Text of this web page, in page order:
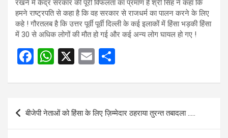
रखने में केंद्र सरकार की पूरी विफलता का प्रमाण है श्री सिंह ने कहा कि
हमने राष्ट्रपति से कहा है कि वह सरकार से राजधर्म का पालन करने के लिए
कहे ! गौरतलब है कि उत्तर पूर्वी पूर्वी दिल्ली के कई इलाकों में हिंसा भड़की हिंसा
में 30 से अधिक लोगों की मौत हो गई और कई अन्य लोग घायल हो गए !
F
ce
b
o
W
at
s
A
X
E
ail ar
e
Post
navigation
बीजेपी नेताओं को हिंसा के लिए ज़िम्मेदार ठहराया तुरन्त तबादला …..